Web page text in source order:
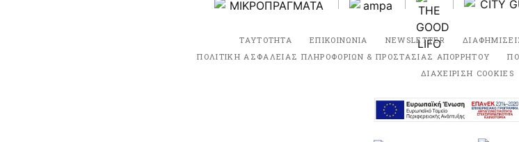
ΤΑΥΤΟΤΗΤΑ ΕΠΙΚΟΙΝΩΝΙΑ NEWSLETTER
ΠΟΛΙΤΙΚΗ ΑΣΦΑΛΕΙΑΣ ΠΛΗΡΟΦΟΡΙΩΝ & ΠΡΟΣΤΑΣΙΑΣ ΑΠΟΡΡΗΤΟΥ
ΔΙΑΧΕΙΡΙΣΗ COOKIES